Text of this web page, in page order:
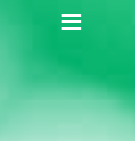
HAUPTMENÜ